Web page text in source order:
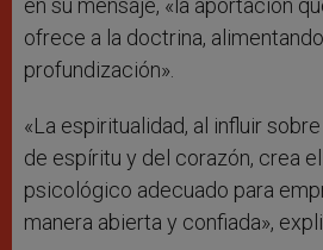
en su mensaje, «la aportación
ofrece a la doctrina,
profundización».
«La espiritualidad, al influir
de espíritu y del corazón, crea
psicológico adecuado para
manera abierta y confiada»,